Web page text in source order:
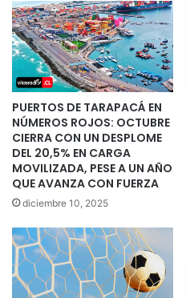
PUERTOS DE TARAPACÁ EN
NÚMEROS ROJOS: OCTUBRE
CIERRA CON UN DESPLOME
DEL 20,5% EN CARGA
MOVILIZADA, PESE A UN AÑO
QUE AVANZA CON FUERZA
diciembre 10, 2025